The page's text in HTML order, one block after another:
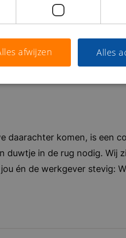
daarachter komen, is een
duwtje in de rug nodig. Wij
én de werkgever stevig:
Alles
afwijzen